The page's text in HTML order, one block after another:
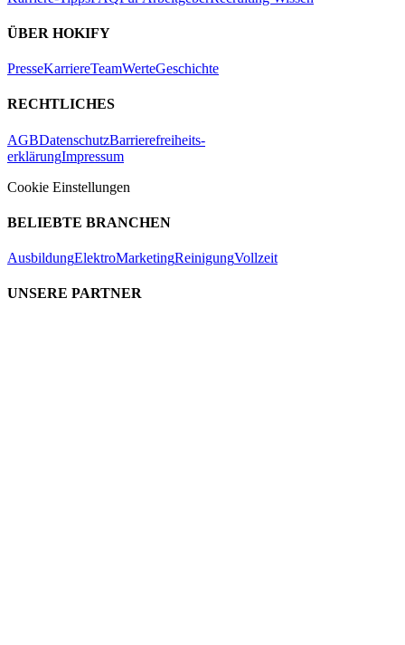
ÜBER HOKIFY
PresseKarriereTeamWerteGeschichte
RECHTLICHES
AGBDatenschutzBarrierefreiheits-
erklärungImpressum
Cookie Einstellungen
BELIEBTE BRANCHEN
AusbildungElektroMarketingReinigungVollzeit
UNSERE PARTNER